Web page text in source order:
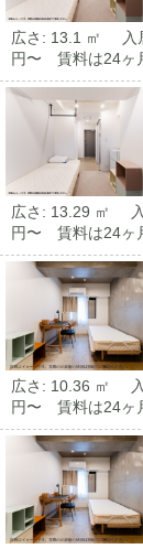
広さ: 13.1 ㎡ 入
円〜 賃料は24ヶ
広さ: 13.29 ㎡
円〜 賃料は24ヶ
広さ: 10.36 ㎡
円〜 賃料は24ヶ